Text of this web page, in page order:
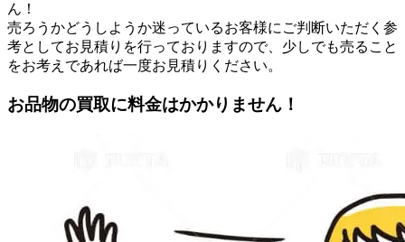
ん！
売ろうかどうしようか迷っているお客様にご判断いただく参
考としてお見積りを行っておりますので、少しでも売ること
をお考えであれば一度お見積りください。
お品物の買取に料金はかかりません！